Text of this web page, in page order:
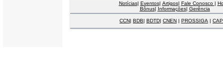
Notícias| Eventos| Artigos| Fale Conosco |
Bônus| Informações| Gerência
CCN| BDB| BDTD| CNEN | PROSSIGA |